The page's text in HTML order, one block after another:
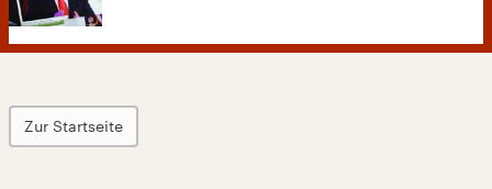
Zur Startseite